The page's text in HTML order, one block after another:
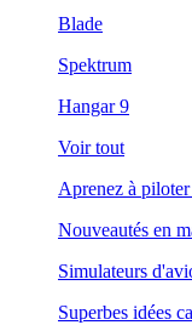
Blade
Spektrum
Hangar 9
Voir tout
Aprenez à
Nouveautés en
Simulateurs
Superbes idées